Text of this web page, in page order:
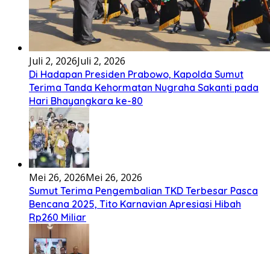
Bembambörö dödöu he akhiguMene mene sino lawaö
khöuMeinötö niowalu, mela’angdröi ita laforudu..
Lirik Lagu Cinta Mati – Fajar Halawa